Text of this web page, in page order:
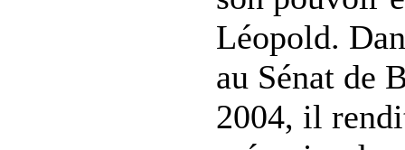
Léopold.
au Sénat de
2004, il